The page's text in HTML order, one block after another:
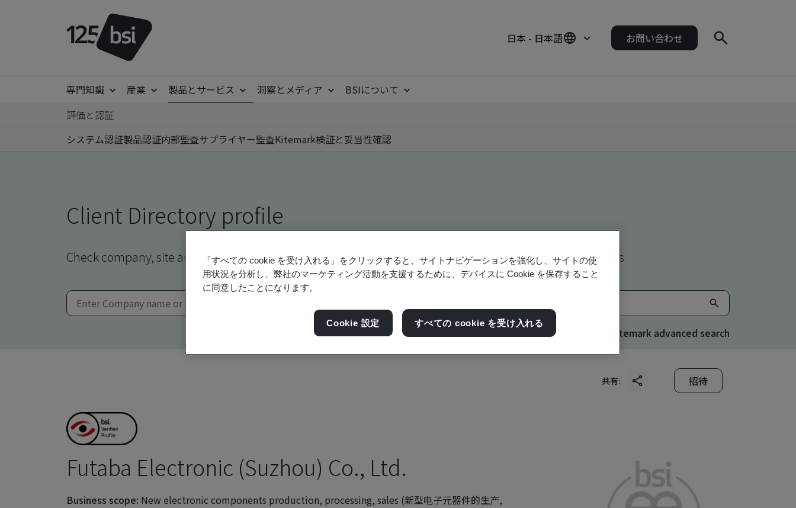
日本 - 日本語 お問い合わせ
専門知識 産業 製品とサービス 洞察とメディア
BSIについて
評価と認証
システム認証製品認証内部監査サプライヤー監査Kitemark検証と妥当性確認
Client Directory profile
Check company, site and product certificates - Validation and Verification, Japanese and global companies
Kitemark advanced search
共有: 招待
Futaba Electronic (Suzhou) Co., Ltd.
Business scope: New electronic components production, processing, sales (新型电子元器件的生产,
「すべての cookie を受け入れる」をクリックすると、サイトナビゲーションを強化し、サイトの使
用状況を分析し、弊社のマーケティング活動を支援するために、デバイスに Cookie を保存すること
に同意したことになります。
Cookie 設定 すべての cookie を受け入れる